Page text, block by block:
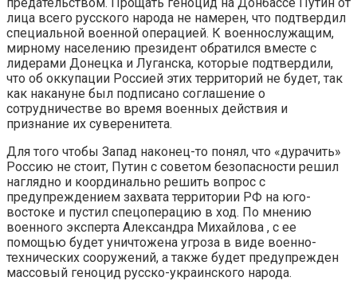
лица всего русского народа не намерен, что подтвердил
специальной военной операцией. К военнослужащим,
мирному населению президент обратился вместе с
лидерами Донецка и Луганска, которые подтвердили,
что об оккупации Россией этих территорий не будет, так
как накануне был подписано соглашение о
сотрудничестве во время военных действия и
признание их суверенитета.
Для того чтобы Запад наконец-то понял, что «дурачить»
Россию не стоит, Путин с советом безопасности решил
наглядно и координально решить вопрос с
предупреждением захвата территории РФ на юго-
востоке и пустил спецоперацию в ход. По мнению
военного эксперта Александра Михайлова , с ее
помощью будет уничтожена угроза в виде военно-
технических сооружений, а также будет предупрежден
массовый геноцид русско-украинского народа.